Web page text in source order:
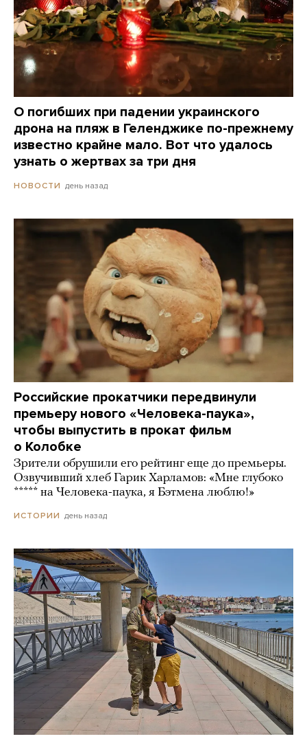
О погибших при падении украинского
дрона на пляж в Геленджике по-прежнему
известно крайне мало. Вот что удалось
узнать о жертвах за три дня
НОВОСТИ день назад
Российские прокатчики передвинули
премьеру нового «Человека-паука»,
чтобы выпустить в прокат фильм
о Колобке
Зрители обрушили его рейтинг еще до премьеры.
Озвучивший хлеб Гарик Харламов: «Мне глубоко
***** на Человека-паука, я Бэтмена люблю!»
ИСТОРИИ день назад